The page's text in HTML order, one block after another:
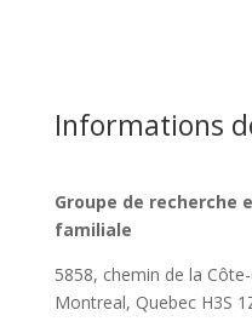
Informations
Groupe de recherche
familiale
5858, chemin de la
Montreal, Quebec H3S